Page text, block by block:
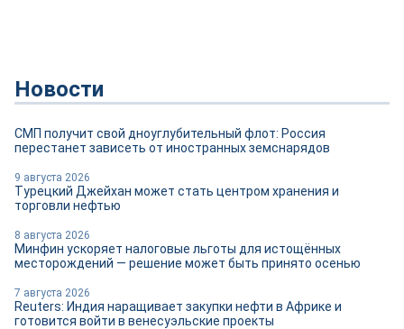
Новости
СМП получит свой дноуглубительный флот: Россия
перестанет зависеть от иностранных земснарядов
9 августа 2026
Турецкий Джейхан может стать центром хранения и
торговли нефтью
8 августа 2026
Минфин ускоряет налоговые льготы для истощённых
месторождений — решение может быть принято осенью
7 августа 2026
Reuters: Индия наращивает закупки нефти в Африке и
готовится войти в венесуэльские проекты